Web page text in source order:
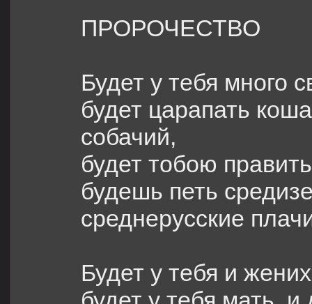
ПРОРОЧЕСТВО
Будет у тебя много
будет царапать
собачий,
будет тобою
будешь петь
среднерусские
Будет у тебя и